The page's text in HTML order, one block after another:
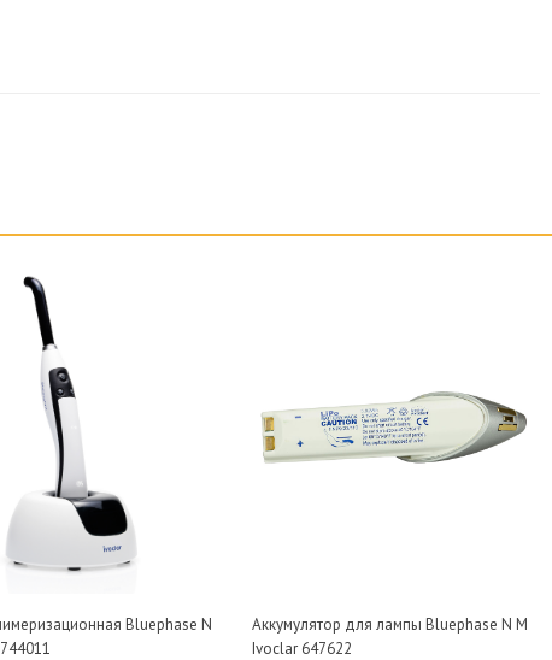
Bluephase N
Аккумулятор для лампы Bluephase N M
Ivoclar 647622